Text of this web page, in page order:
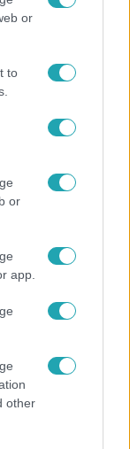
or
to
or
app.
other
a
de